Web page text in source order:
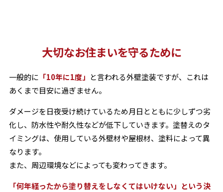
大切なお住まいを守るために
一般的に 「10年に1度」 と言われる外壁塗装ですが、これは
あくまで目安に過ぎません。
ダメージを日夜受け続けているため月日とともに少しずつ劣
化し、防水性や耐久性などが低下していきます。塗替えのタ
イミングは、使用している外壁材や屋根材、塗料によって異
なります。
また、周辺環境などによっても変わってきます。
「何年経ったから塗り替えをしなくてはいけない」という決